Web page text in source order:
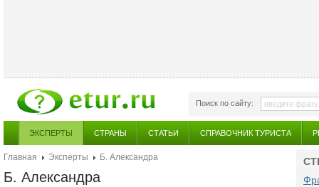
Поиск по сайту:
ЭКСПЕРТЫ СТРАНЫ СТАТЬИ СПРАВОЧНИК ТУРИСТА
Главная Эксперты Б. Александра
Б. Александра